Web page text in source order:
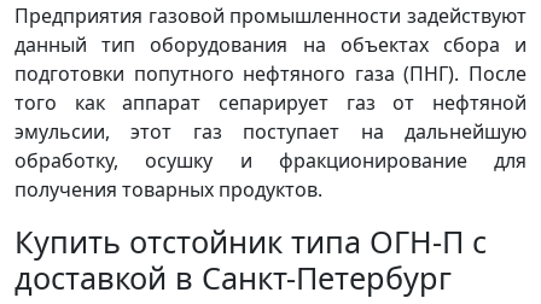
Предприятия газовой промышленности задействуют
данный тип оборудования на объектах сбора и
подготовки попутного нефтяного газа (ПНГ). После
того как аппарат сепарирует газ от нефтяной
эмульсии, этот газ поступает на дальнейшую
обработку, осушку и фракционирование для
получения товарных продуктов.
Купить отстойник типа ОГН-П c
доставкой в Санкт-Петербург